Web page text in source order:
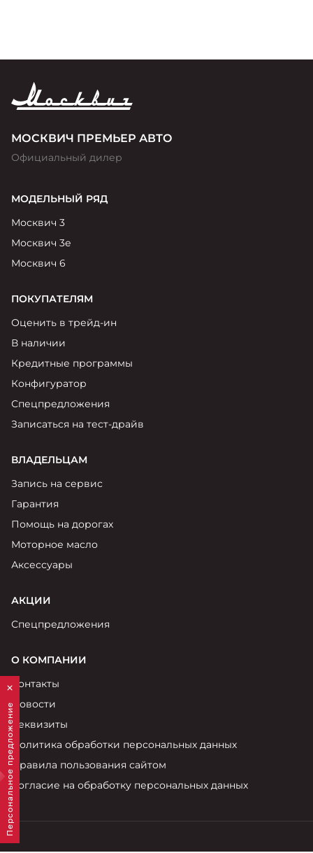
МОСКВИЧ ПРЕМЬЕР АВТО
Официальный дилер
МОДЕЛЬНЫЙ РЯД
Москвич 3
Москвич 3е
Москвич 6
ПОКУПАТЕЛЯМ
Оценить в трейд-ин
В наличии
Кредитные программы
Конфигуратор
Спецпредложения
Записаться на тест-драйв
ВЛАДЕЛЬЦАМ
Запись на сервис
Гарантия
Помощь на дорогах
Моторное масло
Аксессуары
АКЦИИ
Спецпредложения
О КОМПАНИИ
Контакты
Новости
Реквизиты
Политика обработки персональных данных
Правила пользования сайтом
Согласие на обработку персональных данных
Персональное предложение